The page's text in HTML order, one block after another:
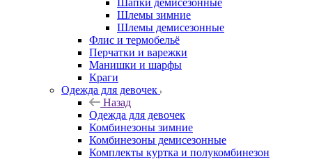
Шапки демисезонные
Шлемы зимние
Шлемы демисезонные
Флис и термобельё
Перчатки и варежки
Манишки и шарфы
Краги
Одежда для девочек
Назад
Одежда для девочек
Комбинезоны зимние
Комбинезоны демисезонные
Комплекты куртка и полукомбинезон